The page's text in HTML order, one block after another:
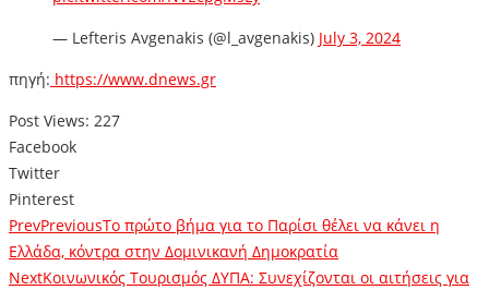
— Lefteris Avgenakis (@l_avgenakis) July 3, 2024
πηγή: https://www.dnews.gr
Post Views: 227
Facebook
Twitter
Pinterest
PrevPreviousΤο πρώτο βήμα για το Παρίσι θέλει να κάνει η
Ελλάδα, κόντρα στην Δομινικανή Δημοκρατία
NextΚοινωνικός Τουρισμός ΔΥΠΑ: Συνεχίζονται οι αιτήσεις για